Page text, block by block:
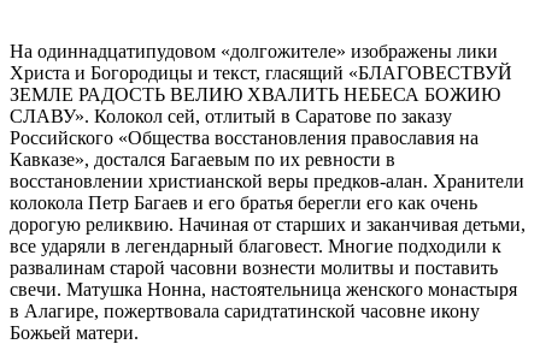
На одиннадцатипудовом «долгожителе» изображены лики
Христа и Богородицы и текст, гласящий «БЛАГОВЕСТВУЙ
ЗЕМЛЕ РАДОСТЬ ВЕЛИЮ ХВАЛИТЬ НЕБЕСА БОЖИЮ
СЛАВУ». Колокол сей, отлитый в Саратове по заказу
Российского «Общества восстановления православия на
Кавказе», достался Багаевым по их ревности в
восстановлении христианской веры предков-алан. Хранители
колокола Петр Багаев и его братья берегли его как очень
дорогую реликвию. Начиная от старших и заканчивая детьми,
все ударяли в легендарный благовест. Многие подходили к
развалинам старой часовни вознести молитвы и поставить
свечи. Матушка Нонна, настоятельница женского монастыря
в Алагире, пожертвовала саридтатинской часовне икону
Божьей матери.